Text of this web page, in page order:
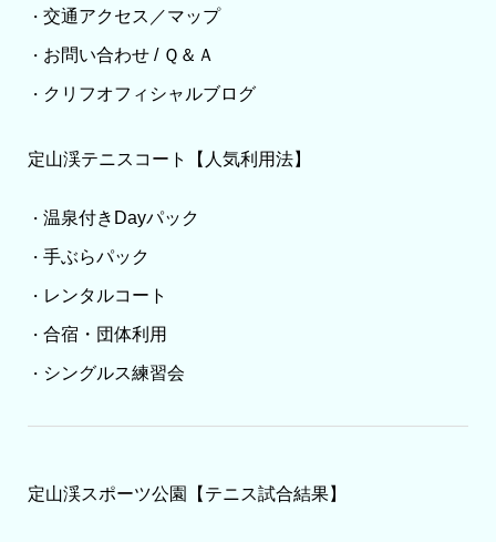
・ 交通アクセス／マップ
・ お問い合わせ / Ｑ＆Ａ
・ クリフオフィシャルブログ
定山渓テニスコート【人気利用法】
・ 温泉付きDayパック
・ 手ぶらパック
・ レンタルコート
・ 合宿・団体利用
・ シングルス練習会
定山渓スポーツ公園【テニス試合結果】